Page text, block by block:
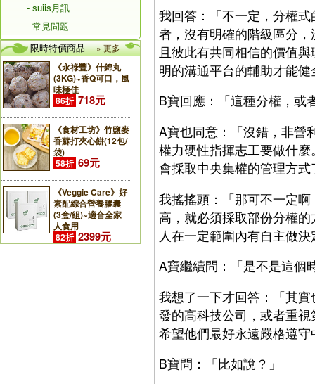
- suiis月訊
- 常見問題
限時特價商品
» 更多
《永祿豐》什錦丸
(3KG)~香Q可口，風
味極佳
86折 718元
《食材工坊》竹鹽麥
香蘇打夾心餅(12包/
袋)
58折 69元
《Veggie Care》好
素配綜合營養膠囊
(3盒/組)~適合全家
人食用
82折 2399元
我回答：「不一定，分權
者，沒有明確的階級區分
且彼此有共同相信的價值
明的溝通平台的輔助才能
B寶回應：「這種分權，或
A寶也同意：「沒錯，非營
權力硬性指揮志工要做什
會採取中央集權的管理方
我搖搖頭：「那可不一定
高，就必須採取部份分權
人在一定範圍內有自主做
A寶繼續問：「是不是這個
我想了一下才回答：「其
發的高科技公司，或者重
希望他們最好永遠嚴格遵
B寶問：「比如說？」